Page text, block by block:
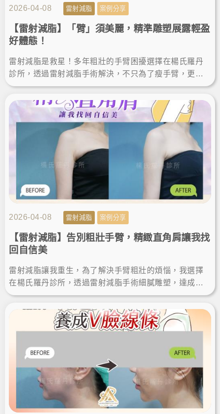
2026-04-08 雷射減脂 案例分享
【雷射減脂】「臂」須美麗，精準雕塑展露輕盈
好體態！
雷射減脂是救星！多年粗壯的手臂困擾選擇在楊氏羅丹
診所，透過雷射減脂手術解決，不只為了瘦手臂，更是
追求完美體態的精準雕塑。讓我徹底找回自信，輕鬆駕
馭無袖上衣！
2026-04-08 雷射減脂 案例分享
【雷射減脂】告別粗壯手臂，精緻直角肩讓我找
回自信美
雷射減脂讓我重生，為了解決手臂粗壯的煩惱，我選擇
在楊氏羅丹診所，透過雷射減脂手術細膩雕塑，達成瘦
手臂夢想。術後效果自然，體態視覺更顯瘦，變身直角
肩找回自信美。